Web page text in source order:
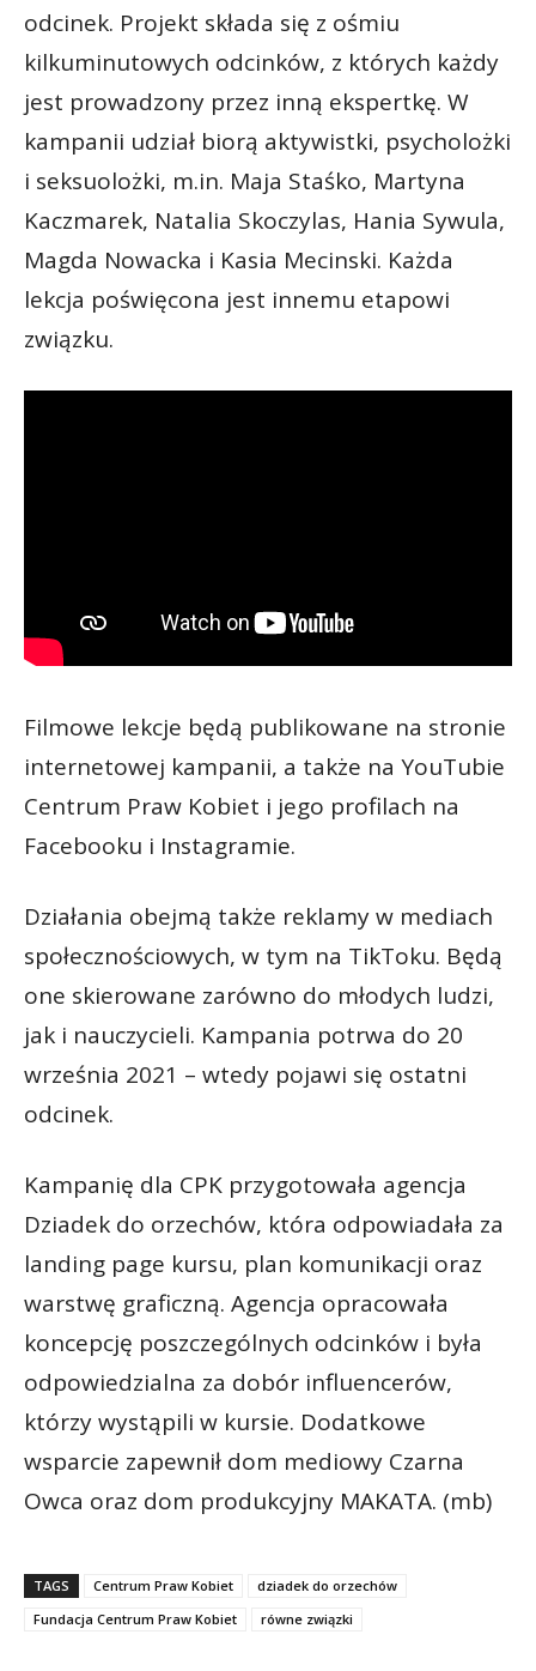
odcinek. Projekt składa się z ośmiu
kilkuminutowych odcinków, z których każdy
jest prowadzony przez inną ekspertkę. W
kampanii udział biorą aktywistki, psycholożki
i seksuolożki, m.in. Maja Staśko, Martyna
Kaczmarek, Natalia Skoczylas, Hania Sywula,
Magda Nowacka i Kasia Mecinski. Każda
lekcja poświęcona jest innemu etapowi
związku.
Filmowe lekcje będą publikowane na stronie
internetowej kampanii, a także na YouTubie
Centrum Praw Kobiet i jego profilach na
Facebooku i Instagramie.
Działania obejmą także reklamy w mediach
społecznościowych, w tym na TikToku. Będą
one skierowane zarówno do młodych ludzi,
jak i nauczycieli. Kampania potrwa do 20
września 2021 – wtedy pojawi się ostatni
odcinek.
Kampanię dla CPK przygotowała agencja
Dziadek do orzechów, która odpowiadała za
landing page kursu, plan komunikacji oraz
warstwę graficzną. Agencja opracowała
koncepcję poszczególnych odcinków i była
odpowiedzialna za dobór influencerów,
którzy wystąpili w kursie. Dodatkowe
wsparcie zapewnił dom mediowy Czarna
Owca oraz dom produkcyjny MAKATA. (mb)
TAGS Centrum Praw Kobiet
dziadek do orzechów
Fundacja Centrum Praw Kobiet
równe związki